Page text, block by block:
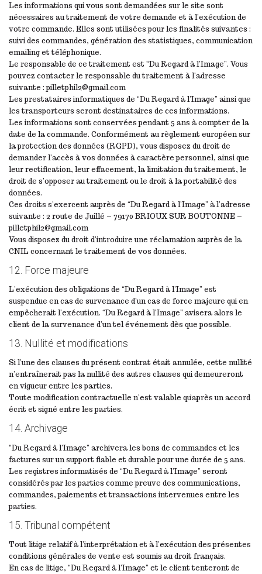
Les informations qui vous sont demandées sur le site sont
nécessaires au traitement de votre demande et à l’exécution de
votre commande. Elles sont utilisées pour les finalités suivantes :
suivi des commandes, génération des statistiques, communication
emailing et téléphonique.
Le responsable de ce traitement est “Du Regard à l’Image”. Vous
pouvez contacter le responsable du traitement à l’adresse
suivante : pilletphil2@gmail.com
Les prestataires informatiques de “Du Regard à l’Image” ainsi que
les transporteurs seront destinataires de ces informations.
Les informations sont conservées pendant 5 ans à compter de la
date de la commande. Conformément au règlement européen sur
la protection des données (RGPD), vous disposez du droit de
demander l’accès à vos données à caractère personnel, ainsi que
leur rectification, leur effacement, la limitation du traitement, le
droit de s’opposer au traitement ou le droit à la portabilité des
données.
Ces droits s’exercent auprès de “Du Regard à l’Image” à l’adresse
suivante : 2 route de Juillé – 79170 BRIOUX SUR BOUTONNE –
pilletphil2@gmail.com
Vous disposez du droit d’introduire une réclamation auprès de la
CNIL concernant le traitement de vos données.
12. Force majeure
L’exécution des obligations de “Du Regard à l’Image” est
suspendue en cas de survenance d’un cas de force majeure qui en
empêcherait l’exécution. “Du Regard à l’Image” avisera alors le
client de la survenance d’un tel événement dès que possible.
13. Nullité et modifications
Si l’une des clauses du présent contrat était annulée, cette nullité
n’entraînerait pas la nullité des autres clauses qui demeureront
en vigueur entre les parties.
Toute modification contractuelle n’est valable qu’après un accord
écrit et signé entre les parties.
14. Archivage
“Du Regard à l’Image” archivera les bons de commandes et les
factures sur un support fiable et durable pour une durée de 5 ans.
Les registres informatisés de “Du Regard à l’Image” seront
considérés par les parties comme preuve des communications,
commandes, paiements et transactions intervenues entre les
parties.
15. Tribunal compétent
Tout litige relatif à l’interprétation et à l’exécution des présentes
conditions générales de vente est soumis au droit français.
En cas de litige, “Du Regard à l’Image” et le client tenteront de